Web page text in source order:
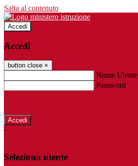
Salta al contenuto
Accedi
Accedi
button close ×
Nome Utente
Password
-
Seleziona utente